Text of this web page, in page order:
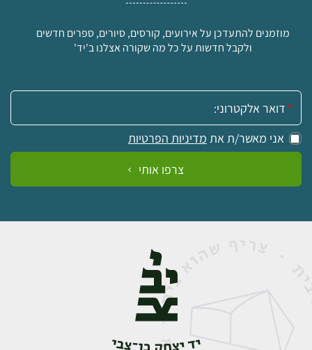
מוזמנים להתעדכן על אירועים, קורסים, סיורים, ספרים חדשים
ולקבל חדשות על כל מה שקורה אצלנו ב'יד'
אימייל:
אני מאשר/ת את מדיניות הפרטיות
צרפו אותי